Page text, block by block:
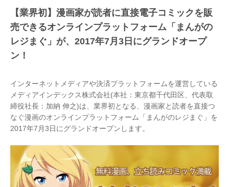
【業界初】漫画家が読者に直接電子コミックを販
売できるオンラインプラットフォーム「まんがの
レジまぐ」が、2017年7月3日にグランドオープ
ン！
インターネットメディアや決済プラットフォームを運営している
メディアインデックス株式会社(本社：東京都千代田区、代表取
締役社長：加納 伸之)は、業界初となる、漫画家と読者を直接つ
なぐ漫画のオンラインプラットフォーム「まんがのレジまぐ」を
2017年7月3日にグランドオープンします。